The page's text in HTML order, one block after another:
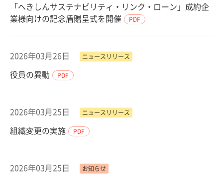
「へきしんサステナビリティ・リンク・ローン」成約企
業様向けの記念盾贈呈式を開催
PDF
2026年03月26日 ニュースリリース
役員の異動 PDF
2026年03月25日 ニュースリリース
組織変更の実施 PDF
2026年03月25日 お知らせ